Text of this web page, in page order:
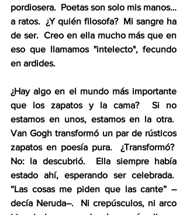
pordiosera.  Poetas son solo mis manos…
a ratos.  ¿Y quién filosofa?  Mi sangre ha
de ser.  Creo en ella mucho más que en
eso que llamamos "intelecto", fecundo
en ardides.
¿Hay algo en el mundo más importante
que los zapatos y la cama?  Si no
estamos en unos, estamos en la otra.
Van Gogh transformó un par de rústicos
zapatos en poesía pura.  ¿Transformó?
No: la descubrió.  Ella siempre había
estado ahí, esperando ser celebrada.
“Las cosas me piden que las cante” –
decía Neruda–.  Ni crepúsculos, ni arco